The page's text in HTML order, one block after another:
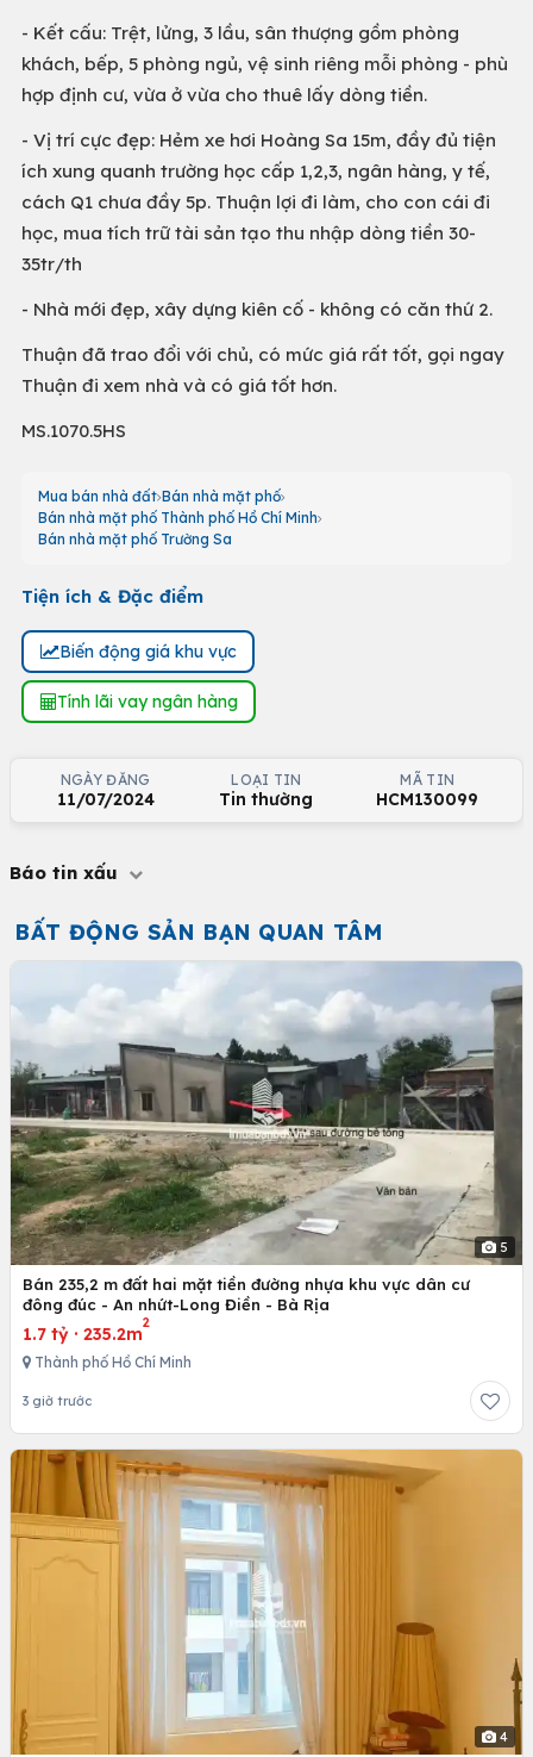
- Kết cấu: Trệt, lửng, 3 lầu, sân thượng gồm phòng
khách, bếp, 5 phòng ngủ, vệ sinh riêng mỗi phòng - phù
hợp định cư, vừa ở vừa cho thuê lấy dòng tiền.
- Vị trí cực đẹp: Hẻm xe hơi Hoàng Sa 15m, đầy đủ tiện
ích xung quanh trường học cấp 1,2,3, ngân hàng, y tế,
cách Q1 chưa đầy 5p. Thuận lợi đi làm, cho con cái đi
học, mua tích trữ tài sản tạo thu nhập dòng tiền 30-
35tr/th
- Nhà mới đẹp, xây dựng kiên cố - không có căn thứ 2.
Thuận đã trao đổi với chủ, có mức giá rất tốt, gọi ngay
Thuận đi xem nhà và có giá tốt hơn.
MS.1070.5HS
Mua bán nhà đất Bán nhà mặt phố
Bán nhà mặt phố Thành phố Hồ Chí Minh
Bán nhà mặt phố Trường Sa
Tiện ích & Đặc điểm
Biến động giá khu vực
Tính lãi vay ngân hàng
NGÀY ĐĂNG
11/07/2024
LOẠI TIN
Tin thường
MÃ TIN
HCM130099
Báo tin xấu
BẤT ĐỘNG SẢN BẠN QUAN TÂM
5
Bán 235,2 m đất hai mặt tiền đường nhựa khu vực dân cư
đông đúc - An nhứt-Long Điền - Bà Rịa
1.7 tỷ · 235.2m
2
Thành phố Hồ Chí Minh
3 giờ trước
4